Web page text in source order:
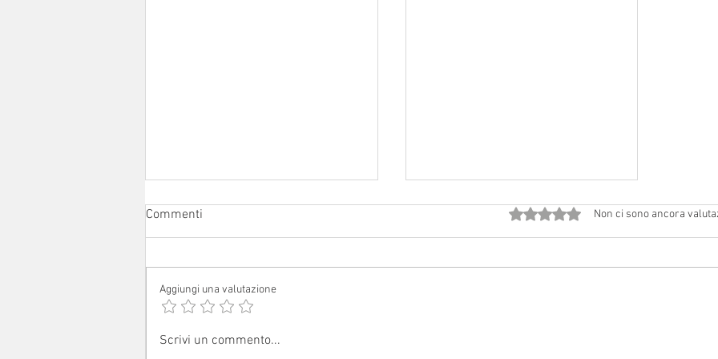
Avvisi dal 1° al 16 agosto 2026
Commenti Valutazione 0 stelle su 5.
Non ci sono ancora
Aggiungi una valutazione
Scrivi un commento...